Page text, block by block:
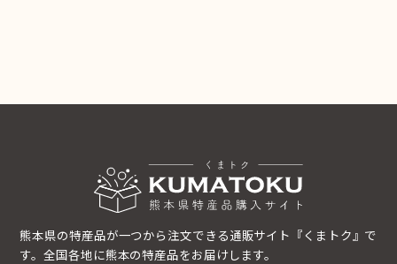
熊本県の特産品が一つから注文できる通販サイト『くまトク』で
す。全国各地に熊本の特産品をお届けします。